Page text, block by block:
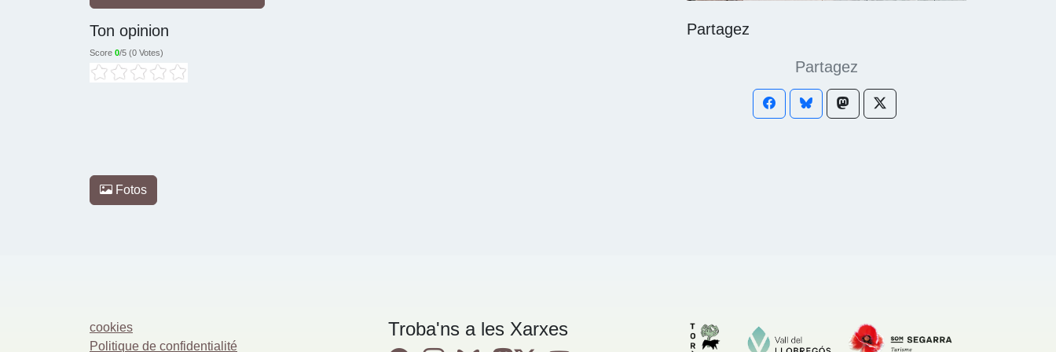
Ton opinion
Score 0/5 (0 Votes)
Partagez
Partagez
Fotos
cookies
Politique de confidentialité
Troba'ns a les Xarxes